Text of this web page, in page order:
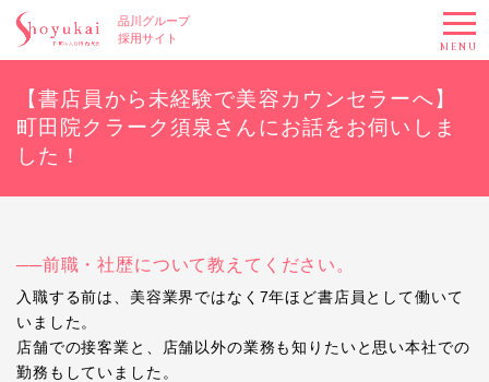
品川グループ
採用サイト
MENU
【書店員から未経験で美容カウンセラーへ】
町田院クラーク須泉さんにお話をお伺いしま
した！
──前職・社歴について教えてください。
入職する前は、美容業界ではなく7年ほど書店員として働いて
いました。
店舗での接客業と、店舗以外の業務も知りたいと思い本社での
勤務もしていました。